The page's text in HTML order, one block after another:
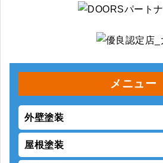
メニュー
外壁塗装
屋根塗装